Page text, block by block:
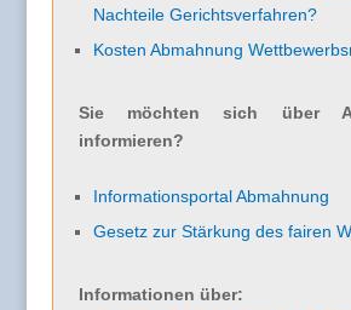
Nachteile Gerichtsverfahren?
Kosten Abmahnung
Sie möchten sich über
informieren?
Informationsportal Abmahnung
Gesetz zur Stärkung des fairen
Informationen über: